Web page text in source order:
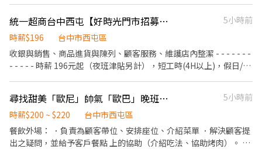
習、配合團隊合作 * 具時間觀念，能長期配合者優先
統一超商台中西屯【好時光門市招募】 離家近&彈性排班、歡迎二度就業/樂齡/兼職
5小時前
時薪$196
台中市西屯區
收銀與銷售、商品進貨與陳列、顧客服務、維護店內整潔 - - - - - - -
- - - - - 時薪 196元起（夜班津貼另計），短工時(4H以上)，假日/暑
為主) 工作地點：依您鄰近地區媒合 *學經歷不拘，喜歡與人互動，
樂觀開朗，具有服務熱忱* 若對其他地區有意願也歡迎投遞！
尋找甜美「歐尼」帥氣「歐巴」晚班/假日長期工讀/假日長期工讀
5小時前
時薪$200 ~ $220
台中市西屯區
餐飲外場： ．負責為顧客帶位、安排座位、介紹菜單 ．解決顧客提
出之疑問，並給予客戶餐點 上的協助（介紹吃法、協助烤肉）。 於